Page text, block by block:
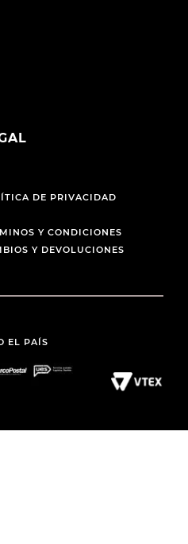
DE PRIVACIDAD
Y CONDICIONES
Y DEVOLUCIONES
EL PAÍS